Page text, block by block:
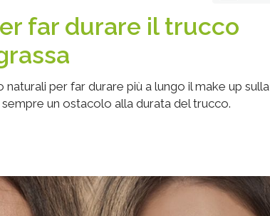
far durare il trucco
per far durare più a lungo il make up sulla
un ostacolo alla durata del trucco.